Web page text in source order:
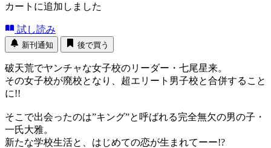
カートに追加しました
試し読み
新刊通知 後で買う
破天荒でヤンチャな女子校のリーダー・七尾星来。
その女子校が廃校となり、超エリート男子校と合併すること
に!!
そこで出会ったのは”キング”と呼ばれる完全無欠の男の子・
一氏大雅。
新たな学校生活と、はじめての恋が生まれてーー!?